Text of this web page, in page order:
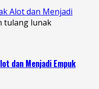
Alot dan Menjadi
dan Menjadi Empuk